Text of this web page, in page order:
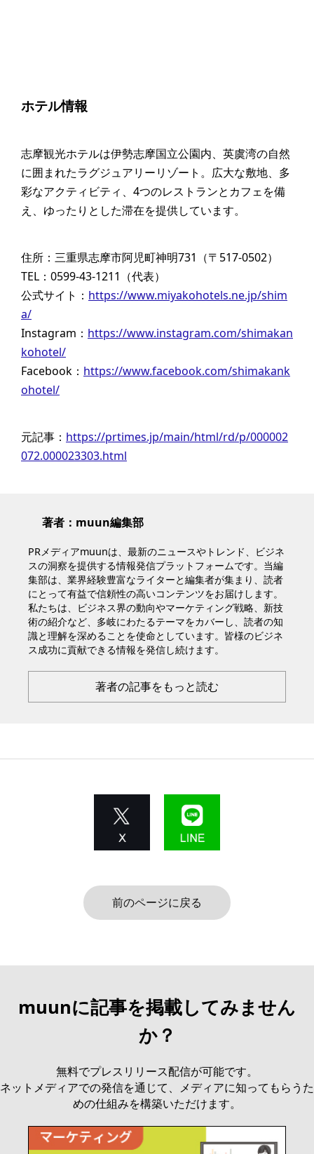
ホテル情報
志摩観光ホテルは伊勢志摩国立公園内、英虞湾の自然
に囲まれたラグジュアリーリゾート。広大な敷地、多
彩なアクティビティ、4つのレストランとカフェを備
え、ゆったりとした滞在を提供しています。
住所：三重県志摩市阿児町神明731（〒517-0502）
TEL：0599-43-1211（代表）
公式サイト： https://www.miyakohotels.ne.jp/shim
a/
Instagram： https://www.instagram.com/shimakan
kohotel/
Facebook： https://www.facebook.com/shimakank
ohotel/
元記事： https://prtimes.jp/main/html/rd/p/000002
072.000023303.html
著者：muun編集部
PRメディアmuunは、最新のニュースやトレンド、ビジネ
スの洞察を提供する情報発信プラットフォームです。当編
集部は、業界経験豊富なライターと編集者が集まり、読者
にとって有益で信頼性の高いコンテンツをお届けします。
私たちは、ビジネス界の動向やマーケティング戦略、新技
術の紹介など、多岐にわたるテーマをカバーし、読者の知
識と理解を深めることを使命としています。皆様のビジネ
ス成功に貢献できる情報を発信し続けます。
著者の記事をもっと読む
前のページに戻る
muunに記事を掲載してみません
か？
無料でプレスリリース配信が可能です。
ネットメディアでの発信を通じて、メディアに知ってもらうた
めの仕組みを構築いただけます。